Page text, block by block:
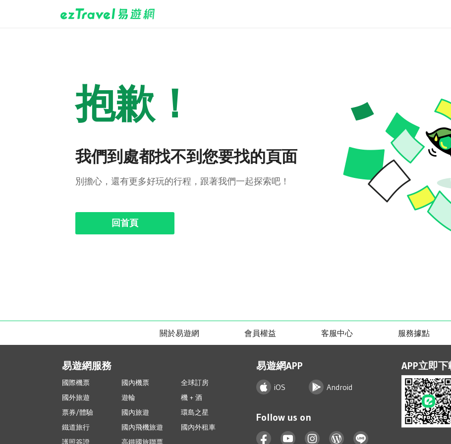
抱歉！
我們到處都找不到您要找的頁面
別擔心，還有更多好玩的行程，跟著我們一起探索吧！
回首頁
關於易遊網 會員權益 客服中心 服務據點
易遊網服務
國際機票 國內機票
全球訂房
國外旅遊
遊輪
機 + 酒
票券/體驗
國內旅遊
環島之星
鐵道旅行
國內飛機旅遊
國內外租車
護照簽證
高鐵國旅聯票
易遊網APP
iOS Android
Follow us on
APP立即下